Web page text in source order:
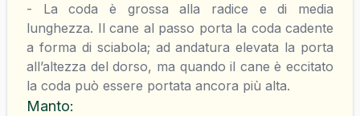
- La coda è grossa alla radice e di media
lunghezza. Il cane al passo porta la coda cadente
a forma di sciabola; ad andatura elevata la porta
all’altezza del dorso, ma quando il cane è eccitato
la coda può essere portata ancora più alta.
Manto: